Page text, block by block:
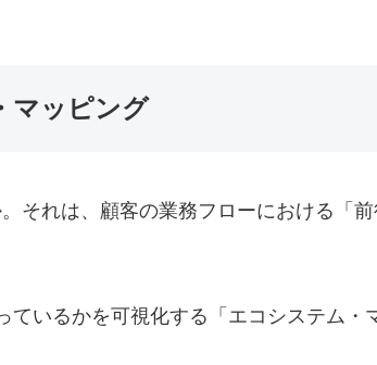
マッピング
それは、顧客の業務フローにおける「
いるかを可視化する「エコシステム・